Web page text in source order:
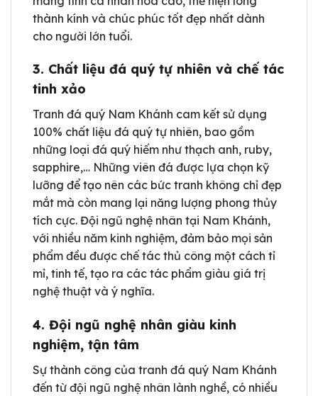
thành kính và chúc phúc tốt đẹp nhất dành
cho người lớn tuổi.
3. Chất liệu đá quý tự nhiên và chế tác
tinh xảo
Tranh đá quý Nam Khánh cam kết sử dụng
100% chất liệu đá quý tự nhiên, bao gồm
những loại đá quý hiếm như thạch anh, ruby,
sapphire,… Những viên đá được lựa chọn kỹ
lưỡng để tạo nên các bức tranh không chỉ đẹp
mắt mà còn mang lại năng lượng phong thủy
tích cực. Đội ngũ nghệ nhân tại Nam Khánh,
với nhiều năm kinh nghiệm, đảm bảo mọi sản
phẩm đều được chế tác thủ công một cách tỉ
mỉ, tinh tế, tạo ra các tác phẩm giàu giá trị
nghệ thuật và ý nghĩa.
4. Đội ngũ nghệ nhân giàu kinh
nghiệm, tận tâm
Sự thành công của tranh đá quý Nam Khánh
đến từ đội ngũ nghệ nhân lành nghề, có nhiều